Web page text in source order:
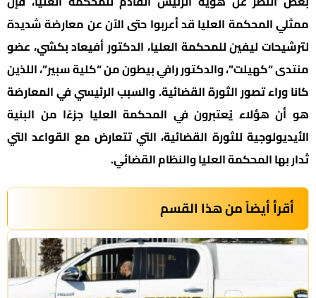
ممثلي المحكمة العليا قد أعربوا حتى الآن عن معارضة شديدة
لترشيحات ليفين للمحكمة العليا، الدكتور أفيعاد بكشي، عضو
منتدى “كهيلت”، والدكتور رافي بيطون من “كلية سبير”، اللذين
كانا وراء تصور الثورة القضائية. والسبب الرئيسي في المعارضة
هو أن هؤلاء يُعتبرون في المحكمة العليا جزءًا من البنية
الأيديولوجية للثورة القضائية، التي تتعارض مع القواعد التي
تُدار بها المحكمة العليا والنظام القضائي.
أقرأ أيضاً من هذا القسم